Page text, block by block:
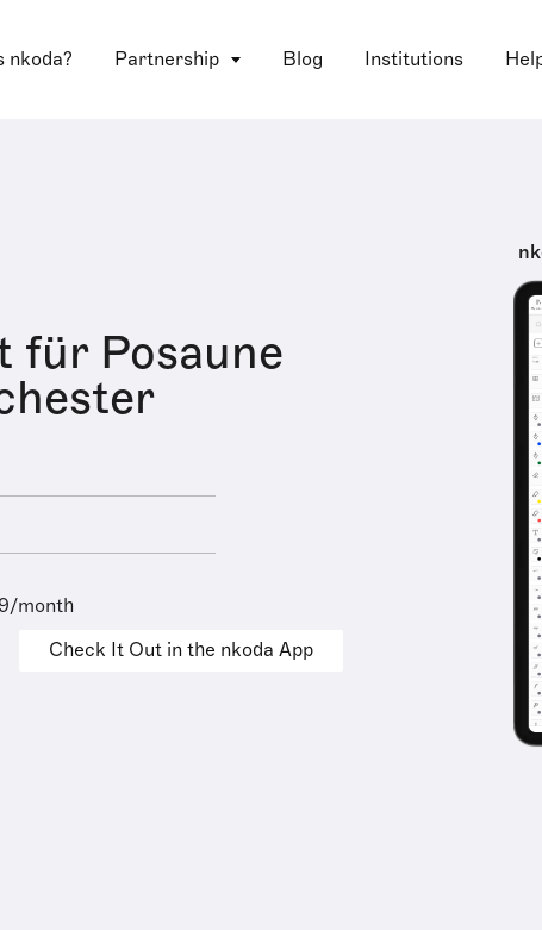
nkoda? Partnership Blog Institutions
für Posaune
month
Check It Out in the nkoda App